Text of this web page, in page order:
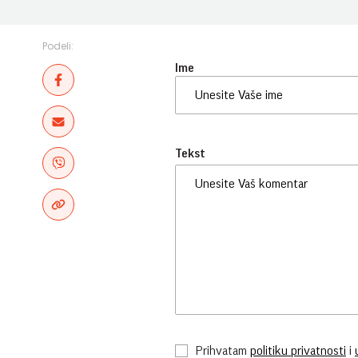
Podeli:
Ime
Tekst
Prihvatam politiku privatnosti i